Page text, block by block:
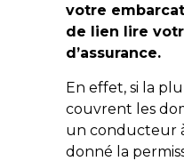
votre
de lien lire
d’assurance.
En effet, si la
couvrent les
un conducteur
donné la